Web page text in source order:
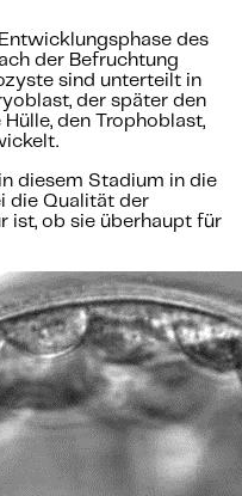
des
der Befruchtung
sind unterteilt in
der später den
den Trophoblast,
diesem Stadium in die
die Qualität der
ist, ob sie überhaupt für